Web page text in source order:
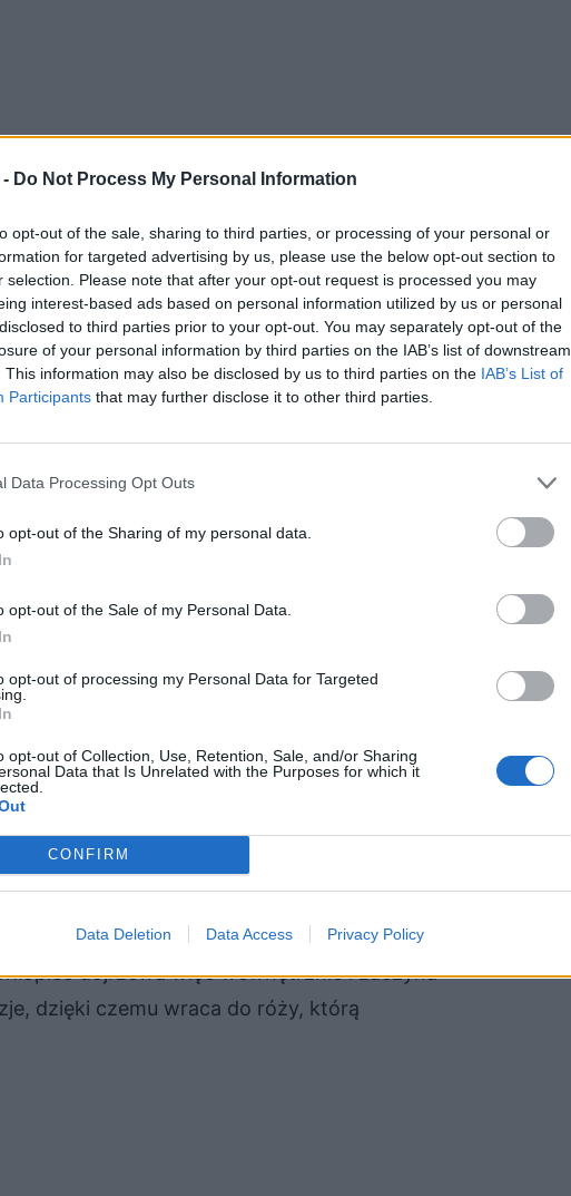
Do Not Process My Personal Information
opt-out of the sale, sharing to third parties, or processing of your personal or
for targeted advertising by us, please use the below opt-out section to
selection. Please note that after your opt-out request is processed you may
interest-based ads based on personal information utilized by us or personal
to third parties prior to your opt-out. You may separately opt-out of the
of your personal information by third parties on the IAB’s list of downstream
This information may also be disclosed by us to third parties on the IAB’s List of
Participants that may further disclose it to other third parties.
Data Processing Opt Outs
opt-out of the Sharing of my personal data.
opt-out of the Sale of my Personal Data.
opt-out of processing my Personal Data for Targeted
opt-out of Collection, Use, Retention, Sale, and/or Sharing
Data that Is Unrelated with the Purposes for which it
CONFIRM
Data Deletion Data Access Privacy Policy
metafizycznego, przez Piekło, Czyściec i
życie w zaświatach i podąża za
płaszczyzna realistyczna i fantastyczna
Dante zdaje się poznawać prawdę na
czeka człowieka po śmierci i w jaki sposób
go potem czekało przez całą wieczność.
swoje zachowanie, wędruje bowiem od
zbawienie. Podróżuje więc nie
ścieżkę samodoskonalenia się, co
wędrówka oznacza też wyprawę do
Mały Książę opuszcza bowiem swoją
się ze swoją towarzyszką, różą. Podczas
innych ludzi. Często są one dla niego
że inni widzą rzeczywistość w zupełnie
doświadczenia. Spotkanie lisa na jednej z
uczy się zupełnie inaczej postrzegać takie
dojrzewa więc wewnętrznie i zaczyna
dzięki czemu wraca do róży, którą